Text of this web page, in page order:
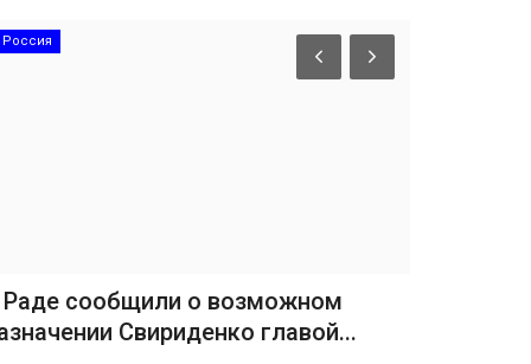
Россия
Раде сообщили о возможном
Свириденко главой...